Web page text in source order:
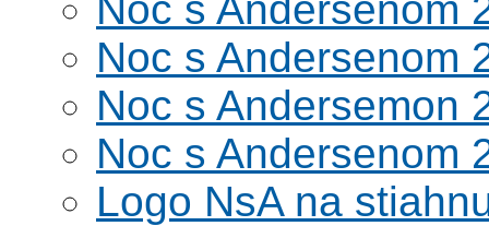
Noc s Andersenom
Noc s Andersemon
Noc s Andersenom
Logo NsA na